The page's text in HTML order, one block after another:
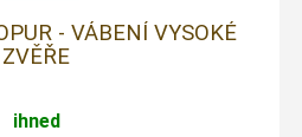
- VÁBENÍ VYSOKÉ
ZVĚŘE
ihned